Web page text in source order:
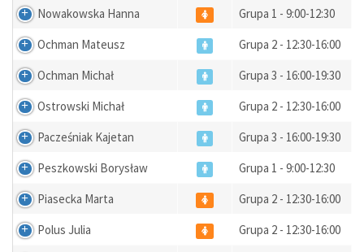
Nowakowska Hanna
Grupa 1 - 9:00-12:30
Ochman Mateusz
Grupa 2 - 12:30-16:00
Ochman Michał
Grupa 3 - 16:00-19:30
Ostrowski Michał
Grupa 2 - 12:30-16:00
Pacześniak Kajetan
Grupa 3 - 16:00-19:30
Peszkowski Borysław
Grupa 1 - 9:00-12:30
Piasecka Marta
Grupa 2 - 12:30-16:00
Polus Julia
Grupa 2 - 12:30-16:00